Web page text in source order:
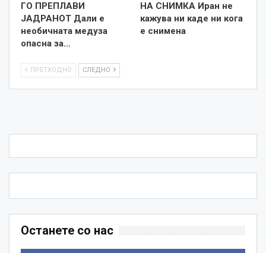
ГО ПРЕПЛАВИ
ЈАДРАНОТ Дали е
необичната медуза
опасна за…
НА СНИМКА Иран не
кажува ни каде ни кога
е снименa
ПРЕТХОДНО СЛЕДНО
Останете со нас